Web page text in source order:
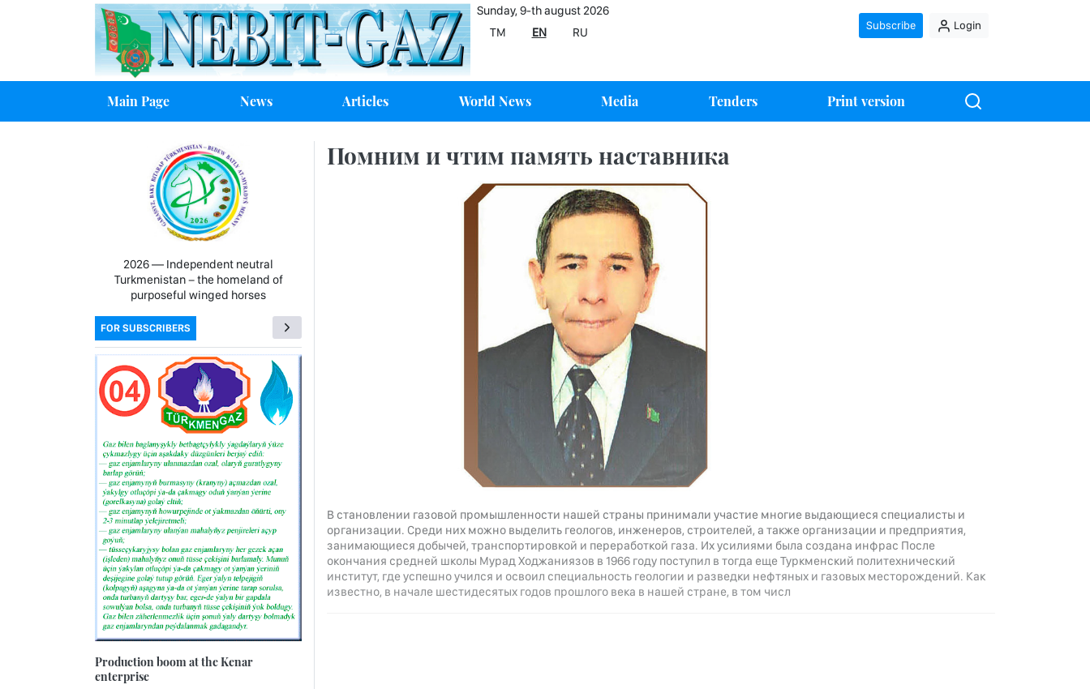
Sunday, 9-th august 2026
TM
EN RU
Subscribe Login
Main Page News Articles World News Media Tenders Print version
Помним и чтим память наставника
В становлении газовой промышленности нашей страны принимали участие многие выдающиеся специалисты и
организации. Среди них можно выделить геологов, инженеров, строителей, а также организации и предприятия,
занимающиеся добычей, транспортировкой и переработкой газа. Их усилиями была создана инфрас После
окончания средней школы Мурад Ходжаниязов в 1966 году поступил в тогда еще Туркменский политехнический
институт, где успешно учился и освоил специальность геологии и разведки нефтяных и газовых месторождений. Как
известно, в начале шестидесятых годов прошлого века в нашей стране, в том числ
2026 — Independent neutral
Turkmenistan − the homeland of
purposeful winged horses
FOR SUBSCRIBERS
Production boom at the Kenar
enterprise